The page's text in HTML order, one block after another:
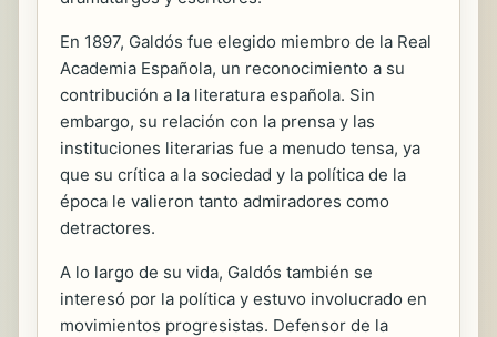
En 1897, Galdós fue elegido miembro de la Real
Academia Española, un reconocimiento a su
contribución a la literatura española. Sin
embargo, su relación con la prensa y las
instituciones literarias fue a menudo tensa, ya
que su crítica a la sociedad y la política de la
época le valieron tanto admiradores como
detractores.
A lo largo de su vida, Galdós también se
interesó por la política y estuvo involucrado en
movimientos progresistas. Defensor de la